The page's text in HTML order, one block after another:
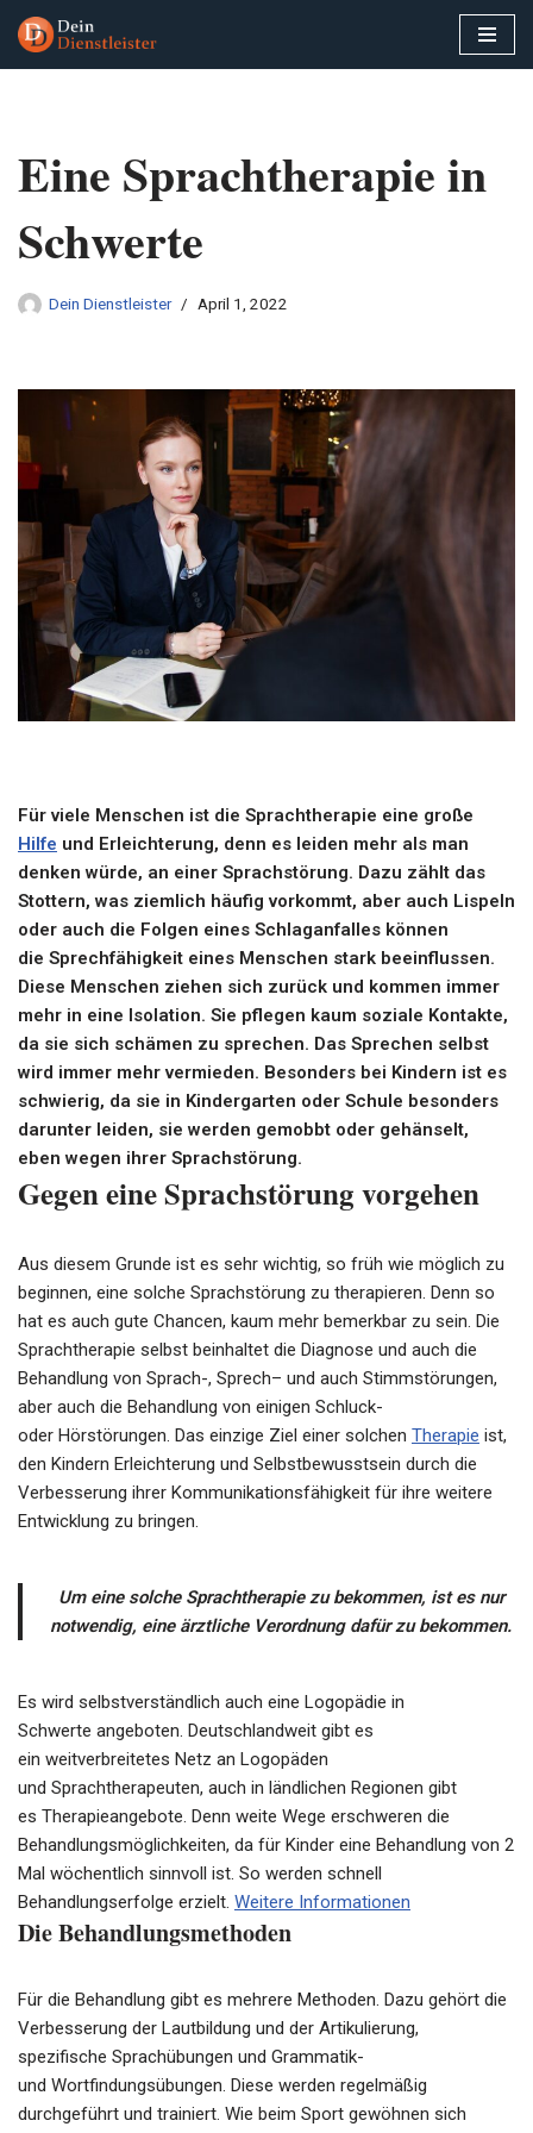
Zum
Eine Sprachtherapie in
Schwerte
Dein Dienstleister April 1, 2022
Für viele Menschen ist die Sprachtherapie eine große
Hilfe und Erleichterung, denn es leiden mehr als man
denken würde, an einer Sprachstörung. Dazu zählt das
Stottern, was ziemlich häufig vorkommt, aber auch Lispeln
oder auch die Folgen eines Schlaganfalles können
die Sprechfähigkeit eines Menschen stark beeinflussen.
Diese Menschen ziehen sich zurück und kommen immer
mehr in eine Isolation. Sie pflegen kaum soziale Kontakte,
da sie sich schämen zu sprechen. Das Sprechen selbst
wird immer mehr vermieden. Besonders bei Kindern ist es
schwierig, da sie in Kindergarten oder Schule besonders
darunter leiden, sie werden gemobbt oder gehänselt,
eben wegen ihrer Sprachstörung.
Gegen eine Sprachstörung vorgehen
Aus diesem Grunde ist es sehr wichtig, so früh wie möglich zu
beginnen, eine solche Sprachstörung zu therapieren. Denn so
hat es auch gute Chancen, kaum mehr bemerkbar zu sein. Die
Sprachtherapie selbst beinhaltet die Diagnose und auch die
Behandlung von Sprach-, Sprech– und auch Stimmstörungen,
aber auch die Behandlung von einigen Schluck-
oder Hörstörungen. Das einzige Ziel einer solchen Therapie ist,
den Kindern Erleichterung und Selbstbewusstsein durch die
Verbesserung ihrer Kommunikationsfähigkeit für ihre weitere
Entwicklung zu bringen.
Um eine solche Sprachtherapiezu bekommen, ist es nur
notwendig, eine ärztliche Verordnung dafür zu bekommen.
Es wird selbstverständlich auch eine Logopädie in
Schwerte angeboten. Deutschlandweit gibt es
ein weitverbreitetes Netz an Logopäden
und Sprachtherapeuten, auch in ländlichen Regionen gibt
es Therapieangebote. Denn weite Wege erschweren die
Behandlungsmöglichkeiten, da für Kinder eine Behandlung von 2
Mal wöchentlich sinnvoll ist. So werden schnell
Behandlungserfolge erzielt. Weitere Informationen
Die Behandlungsmethoden
Für die Behandlung gibt es mehrere Methoden. Dazu gehört die
Verbesserung der Lautbildung und der Artikulierung,
spezifische Sprachübungen und Grammatik-
und Wortfindungsübungen. Diese werden regelmäßig
durchgeführt und trainiert. Wie beim Sport gewöhnen sich